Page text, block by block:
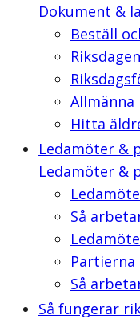
Dokument &
Beställ
Hitta
Ledamöter &
Ledamöter &
Så
Partierna
Så
Så fungerar